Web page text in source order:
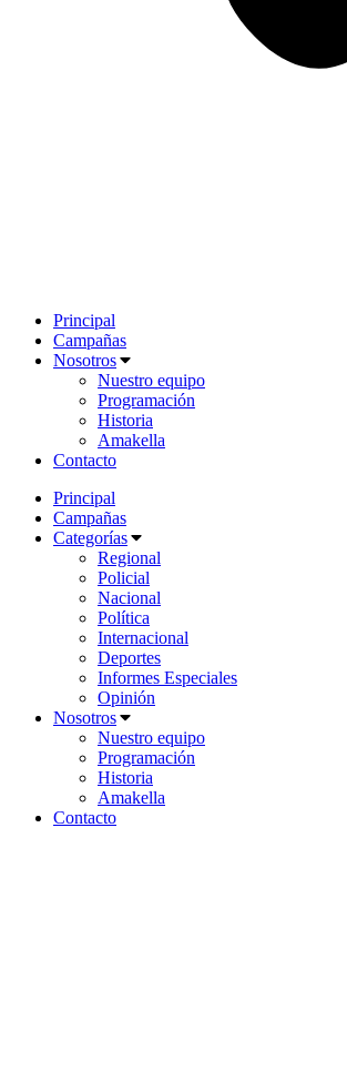
Principal
Campañas
Nosotros
Nuestro equipo
Programación
Historia
Amakella
Contacto
Principal
Campañas
Categorías
Regional
Policial
Nacional
Política
Internacional
Deportes
Informes Especiales
Opinión
Nosotros
Nuestro equipo
Programación
Historia
Amakella
Contacto